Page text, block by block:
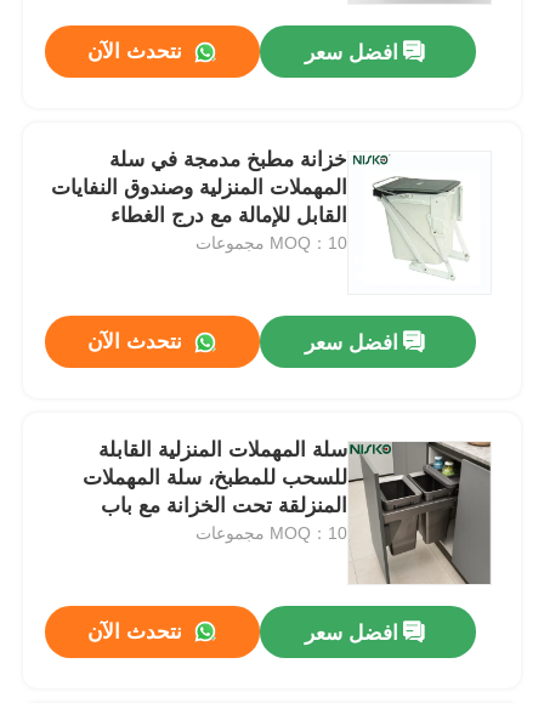
افضل سعر نتحدث الآن
خزانة مطبخ مدمجة في سلة
المهملات المنزلية وصندوق النفايات
القابل للإمالة مع درج الغطاء
MOQ：10 مجموعات
افضل سعر نتحدث الآن
سلة المهملات المنزلية القابلة
للسحب للمطبخ، سلة المهملات
المنزلقة تحت الخزانة مع باب
MOQ：10 مجموعات
افضل سعر نتحدث الآن